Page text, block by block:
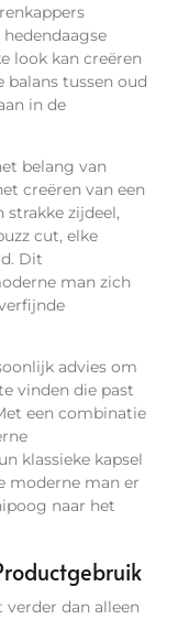
look kan creëren
balans tussen oud
in de
belang van
creëren van een
strakke zijdeel,
cut, elke
Dit
man zich
advies om
vinden die past
een combinatie
klassieke kapsel
moderne man er
naar het
verder dan alleen